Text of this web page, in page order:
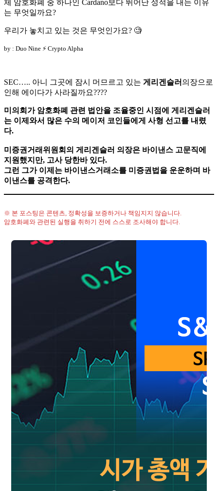
체 암호화폐 중 하나인 Cardano보다 뛰어난 성적을 내는 이유
는 무엇일까요?
우리가 놓치고 있는 것은 무엇인가요? 🧐
by : Duo Nine ⚡ Crypto Alpha
SEC….. 아니 그곳에 잠시 머므르고 있는 게리겐슬러 의장으로
인해 에이다가 사라질까요????
미의회가 암호화폐 관련 법안을 조율중인 시점에 게리겐슬러
는 이제와서 많은 수의 메이저 코인들에게 사형 선고를 내렸
다.
미증권거래위원회의 게리겐슬러 의장은 바이낸스 고문직에
지원했지만, 고사 당한바 있다.
그런 그가 이제는 바이낸스거래소를 미증권법을 운운하며 바
이낸스를 공격한다.
※ 본 포스팅은 콘텐츠, 정확성을 보증하거나 책임지지 않습니다.
암호화폐와 관련된 실행을 취하기 전에 스스로 조사해야 합니다.